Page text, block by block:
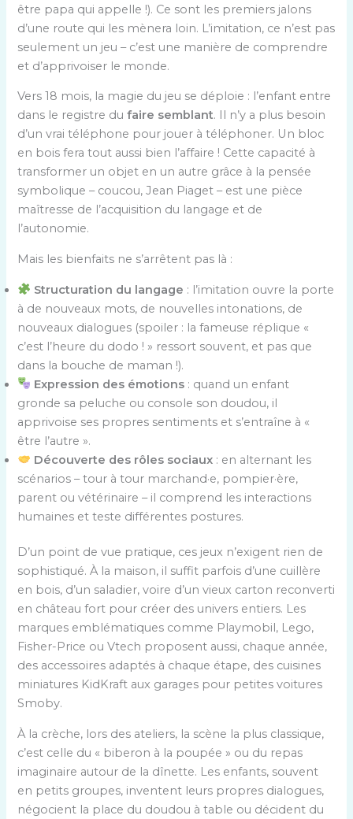
être papa qui appelle !). Ce sont les premiers jalons
d’une route qui les mènera loin. L’imitation, ce n’est pas
seulement un jeu – c’est une manière de comprendre
et d’apprivoiser le monde.
Vers 18 mois, la magie du jeu se déploie : l’enfant entre
dans le registre dufaire semblant. Il n’y a plus besoin
d’un vrai téléphone pour jouer à téléphoner. Un bloc
en bois fera tout aussi bien l’affaire ! Cette capacité à
transformer un objet en un autre grâce à la pensée
symbolique – coucou, Jean Piaget – est une pièce
maîtresse de l’acquisition du langage et de
l’autonomie.
Mais les bienfaits ne s’arrêtent pas là :
Structuration du langage : l’imitation ouvre la porte
à de nouveaux mots, de nouvelles intonations, de
nouveaux dialogues (spoiler : la fameuse réplique «
c’est l’heure du dodo ! » ressort souvent, et pas que
dans la bouche de maman !).
Expression des émotions : quand un enfant
gronde sa peluche ou console son doudou, il
apprivoise ses propres sentiments et s’entraîne à «
être l’autre ».
Découverte des rôles sociaux : en alternant les
scénarios – tour à tour marchand·e, pompier·ère,
parent ou vétérinaire – il comprend les interactions
humaines et teste différentes postures.
D’un point de vue pratique, ces jeux n’exigent rien de
sophistiqué. À la maison, il suffit parfois d’une cuillère
en bois, d’un saladier, voire d’un vieux carton reconverti
en château fort pour créer des univers entiers. Les
marques emblématiques comme Playmobil, Lego,
Fisher-Price ou Vtech proposent aussi, chaque année,
des accessoires adaptés à chaque étape, des cuisines
miniatures KidKraft aux garages pour petites voitures
Smoby.
À la crèche, lors des ateliers, la scène la plus classique,
c’est celle du « biberon à la poupée » ou du repas
imaginaire autour de la dînette. Les enfants, souvent
en petits groupes, inventent leurs propres dialogues,
négocient la place du doudou à table ou décident du